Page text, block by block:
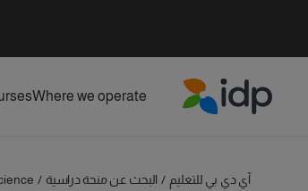
Where we operate
آي دي بي للتعليم / البحث عن منحة دراسية /